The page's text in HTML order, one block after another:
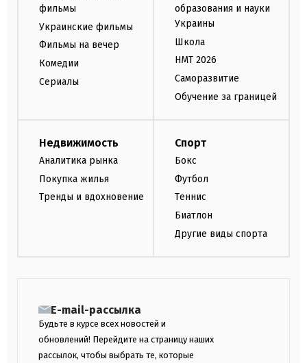
фильмы
Украинские фильмы
Фильмы на вечер
Комедии
Сериалы
образования и науки
Украины
Школа
НМТ 2026
Саморазвитие
Обучение за границей
Недвижимость
Аналитика рынка
Покупка жилья
Тренды и вдохновение
Спорт
Бокс
Футбол
Теннис
Биатлон
Другие виды спорта
E-mail-рассылка
Будьте в курсе всех новостей и
обновлений! Перейдите на страницу наших
рассылок, чтобы выбрать те, которые